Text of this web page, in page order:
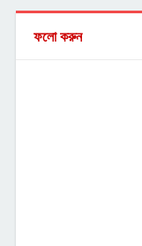
ফলো করুন